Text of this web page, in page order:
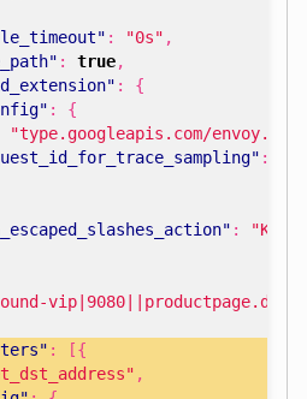
: "0s" ,
: true,
:
{
:
{
"type.googleapis.com/
:
:
:
[{
,